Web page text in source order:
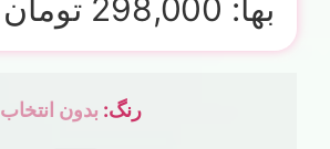
بها: 298,000 تومان
رنگ: بدون انتخاب